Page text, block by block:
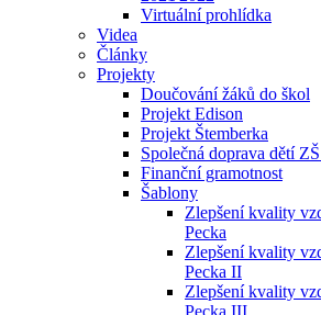
Virtuální prohlídka
Videa
Články
Projekty
Doučování žáků do škol
Projekt Edison
Projekt Štemberka
Společná doprava dětí
Finanční gramotnost
Šablony
Zlepšení kvality
Pecka
Zlepšení kvality
Pecka II
Zlepšení kvality
Pecka III